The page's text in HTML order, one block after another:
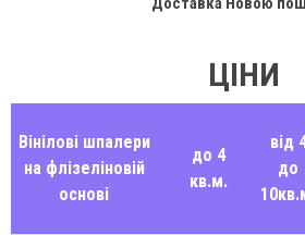
ЦІНИ
Вінілові шпалери
на флізеліновій
основі
до 4
кв.м.
від
до